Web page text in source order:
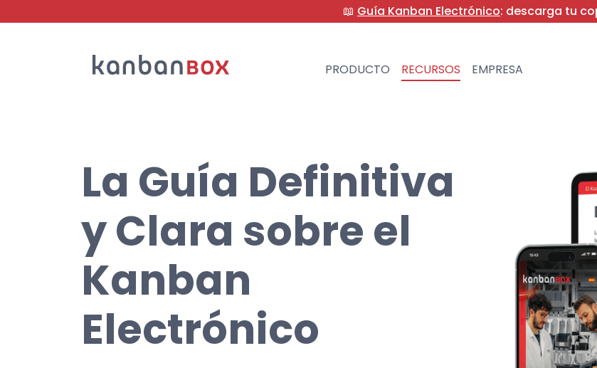
📖 Guía Kanban Electrónico: descarga tu
PRODUCTO RECURSOS EMPRESA
Buscar en
La Guía Definitiva
y Clara sobre el
Kanban
Electrónico